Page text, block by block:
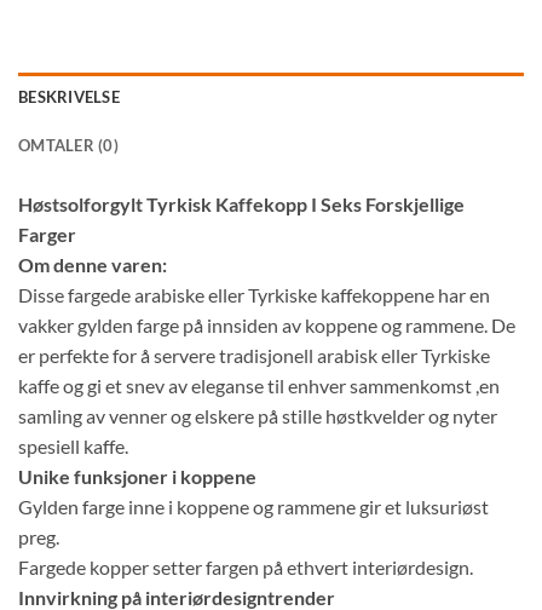
BESKRIVELSE
OMTALER (0)
Høstsolforgylt Tyrkisk Kaffekopp I Seks Forskjellige
Farger
Om denne varen:
Disse fargede arabiske eller Tyrkiske kaffekoppene har en
vakker gylden farge på innsiden av koppene og rammene. De
er perfekte for å servere tradisjonell arabisk eller Tyrkiske
kaffe og gi et snev av eleganse til enhver sammenkomst ,en
samling av venner og elskere på stille høstkvelder og nyter
spesiell kaffe.
Unike funksjoner i koppene
Gylden farge inne i koppene og rammene gir et luksuriøst
preg.
Fargede kopper setter fargen på ethvert interiørdesign.
Innvirkning på interiørdesigntrender